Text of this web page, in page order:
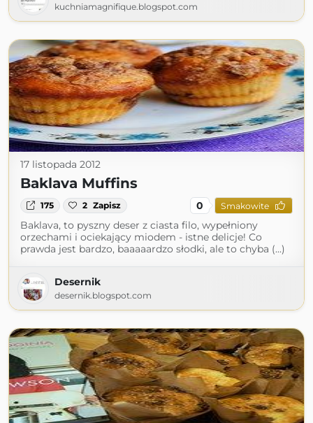
kuchniamagnifique.blogspot.com
17 listopada 2012
Baklava Muffins
175 2 Zapisz 0 Smakowite
Baklava, to pyszny deser z ciasta filo, wypełniony
orzechami i ociekający miodem - istne delicje! Co
prawda jest bardzo, baaaaardzo słodki, ale to chyba (...)
Desernik
desernik.blogspot.com